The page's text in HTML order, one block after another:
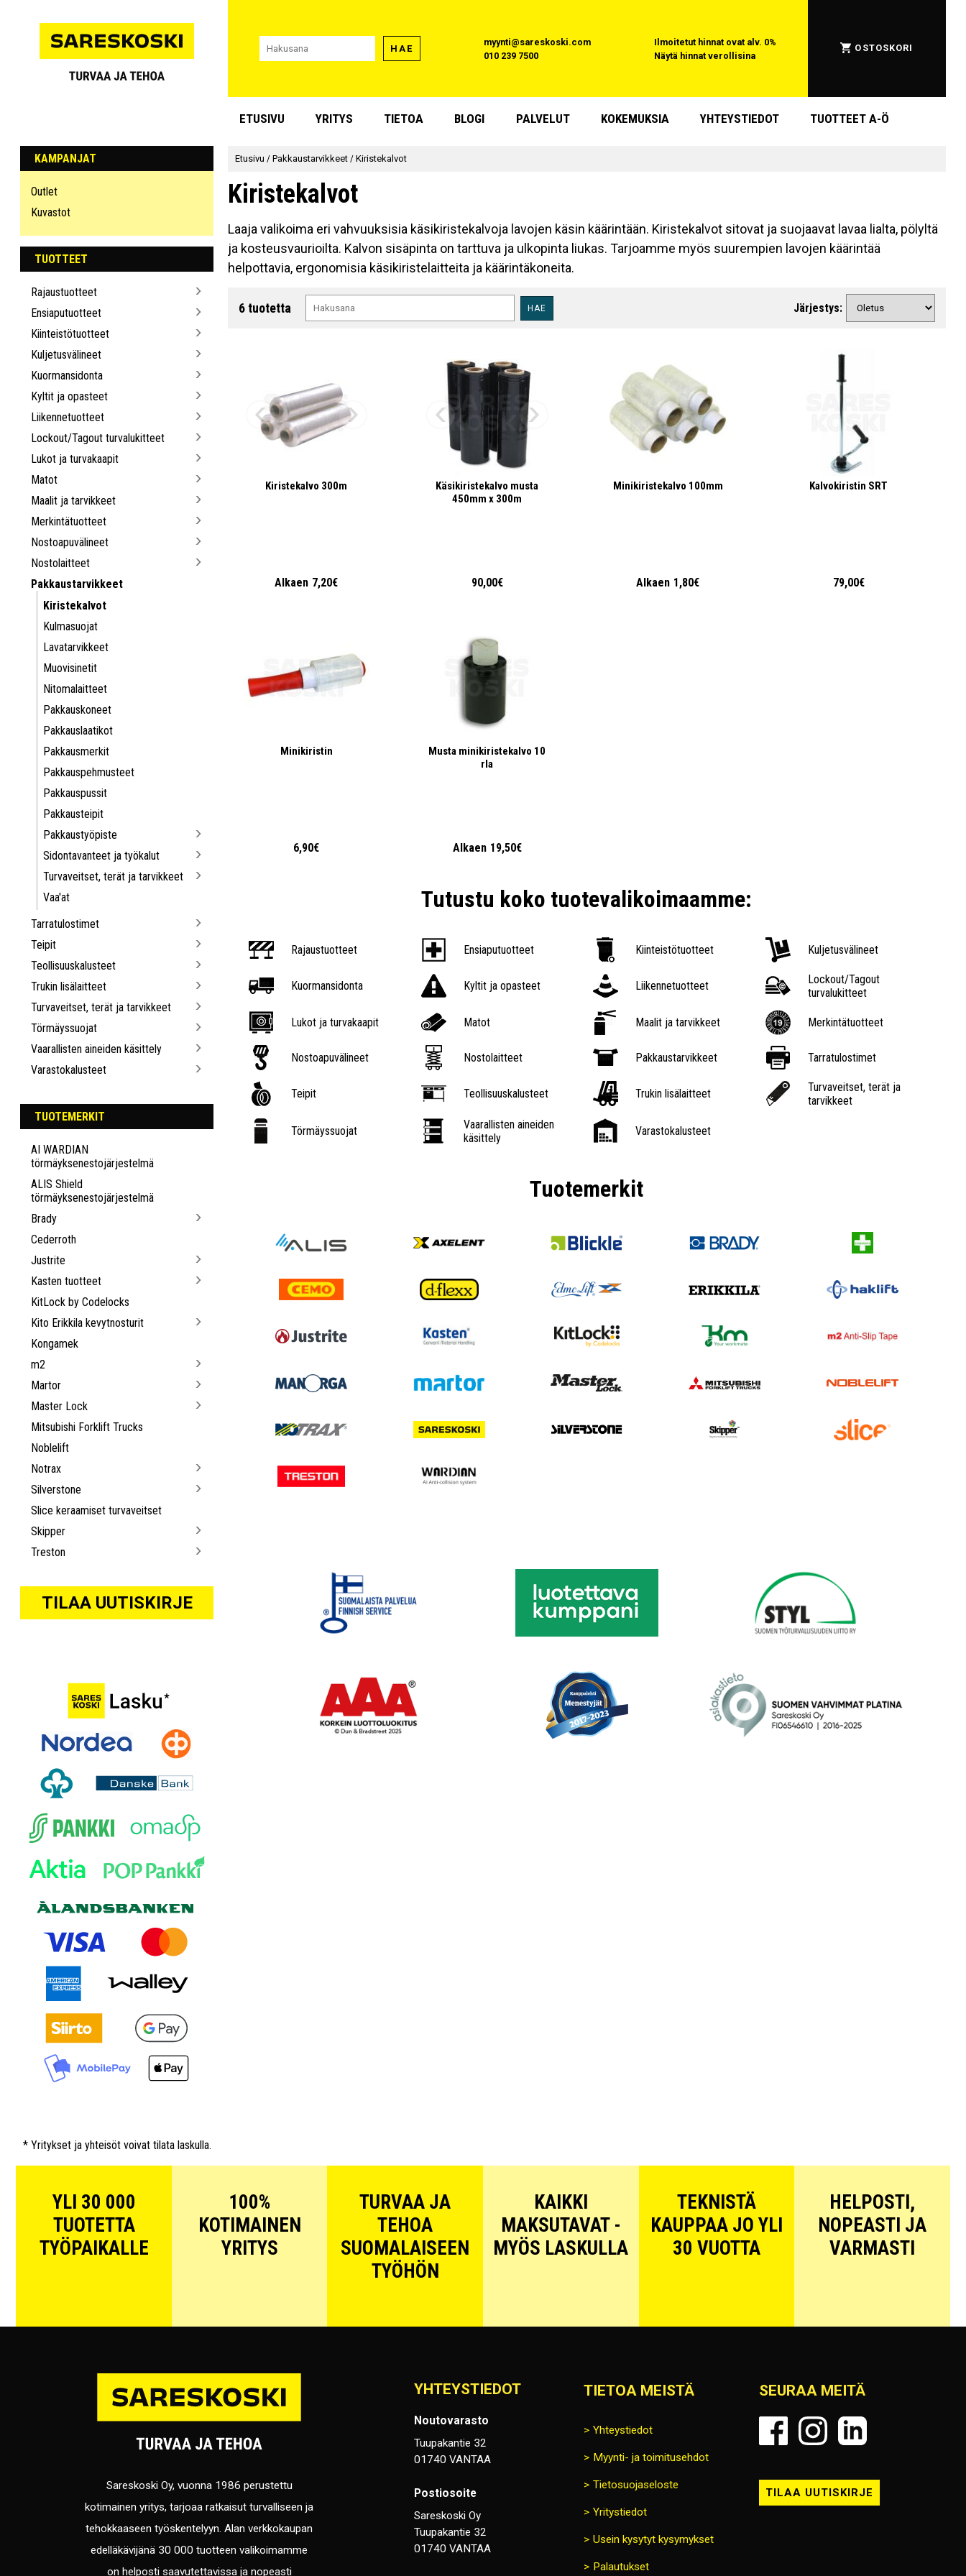
HAE
myynti@sareskoski.com
010 239 7500
Ilmoitetut hinnat ovat alv. 0%
Näytä hinnat verollisina
OSTOSKORI
ETUSIVU YRITYS TIETOA BLOGI PALVELUT KOKEMUKSIA YHTEYSTIEDOT TUOTTEET A-Ö
KAMPANJAT
Outlet
Kuvastot
TUOTTEET
Rajaustuotteet
Ensiaputuotteet
Kiinteistötuotteet
Kuljetusvälineet
Kuormansidonta
Kyltit ja opasteet
Liikennetuotteet
Lockout/Tagout turvalukitteet
Lukot ja turvakaapit
Matot
Maalit ja tarvikkeet
Merkintätuotteet
Nostoapuvälineet
Nostolaitteet
Pakkaustarvikkeet
Kiristekalvot
Kulmasuojat
Lavatarvikkeet
Muovisinetit
Nitomalaitteet
Pakkauskoneet
Pakkauslaatikot
Pakkausmerkit
Pakkauspehmusteet
Pakkauspussit
Pakkausteipit
Pakkaustyöpiste
Sidontavanteet ja työkalut
Turvaveitset, terät ja tarvikkeet
Vaa'at
Tarratulostimet
Teipit
Teollisuuskalusteet
Trukin lisälaitteet
Turvaveitset, terät ja tarvikkeet
Törmäyssuojat
Vaarallisten aineiden käsittely
Varastokalusteet
TUOTEMERKIT
AI WARDIAN
törmäyksenestojärjestelmä
ALIS Shield
törmäyksenestojärjestelmä
Brady
Cederroth
Justrite
Kasten tuotteet
KitLock by Codelocks
Kito Erikkila kevytnosturit
Kongamek
m2
Martor
Master Lock
Mitsubishi Forklift Trucks
Noblelift
Notrax
Silverstone
Slice keraamiset turvaveitset
Skipper
Treston
TILAA UUTISKIRJE
* Yritykset ja yhteisöt voivat tilata laskulla.
Etusivu /Pakkaustarvikkeet /Kiristekalvot
Kiristekalvot
Laaja valikoima eri vahvuuksisia käsikiristekalvoja lavojen käsin käärintään. Kiristekalvot sitovat ja suojaavat lavaa lialta, pölyltä
ja kosteusvaurioilta. Kalvon sisäpinta on tarttuva ja ulkopinta liukas. Tarjoamme myös suurempien lavojen käärintää
helpottavia, ergonomisia käsikiristelaitteita ja käärintäkoneita.
6 tuotetta HAE Järjestys:
Kiristekalvo 300m
Alkaen 7,20€
Käsikiristekalvo musta
450mm x 300m
90,00€
Minikiristekalvo 100mm
Alkaen 1,80€
Kalvokiristin SRT
79,00€
Minikiristin
6,90€
Musta minikiristekalvo 10
rla
Alkaen 19,50€
Tutustu koko tuotevalikoimaamme:
Rajaustuotteet Ensiaputuotteet Kiinteistötuotteet Kuljetusvälineet
Kuormansidonta Kyltit ja opasteet Liikennetuotteet
Lockout/Tagout
turvalukitteet
Lukot ja turvakaapit Matot Maalit ja tarvikkeet Merkintätuotteet
Nostoapuvälineet Nostolaitteet Pakkaustarvikkeet Tarratulostimet
Teipit Teollisuuskalusteet Trukin lisälaitteet
Turvaveitset, terät ja
tarvikkeet
Törmäyssuojat
Vaarallisten aineiden
käsittely
Varastokalusteet
Tuotemerkit
YLI 30 000
TUOTETTA
TYÖPAIKALLE
100%
KOTIMAINEN
YRITYS
TURVAA JA
TEHOA
SUOMALAISEEN
TYÖHÖN
KAIKKI
MAKSUTAVAT -
MYÖS LASKULLA
TEKNISTÄ
KAUPPAA JO YLI
30 VUOTTA
HELPOSTI,
NOPEASTI JA
VARMASTI
Sareskoski Oy, vuonna 1986 perustettu
kotimainen yritys, tarjoaa ratkaisut turvalliseen ja
tehokkaaseen työskentelyyn. Alan verkkokaupan
edelläkävijänä 30 000 tuotteen valikoimamme
on helposti saavutettavissa ja nopeasti
YHTEYSTIEDOT
Noutovarasto
Tuupakantie 32
01740 VANTAA
Postiosoite
Sareskoski Oy
Tuupakantie 32
01740 VANTAA
TIETOA MEISTÄ
Yhteystiedot
Myynti- ja toimitusehdot
Tietosuojaseloste
Yritystiedot
Usein kysytyt kysymykset
Palautukset
SEURAA MEITÄ
TILAA UUTISKIRJE